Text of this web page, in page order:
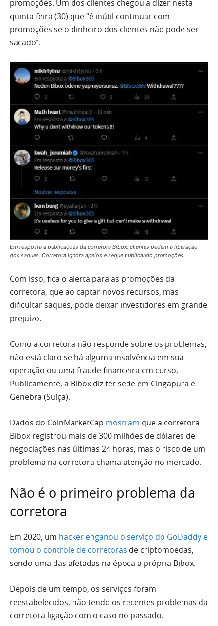
promoções. Um dos clientes chegou a dizer nesta
quinta-feira (30) que “é inútil continuar com
promoções se o dinheiro dos clientes não pode ser
sacado”.
Em resposta a publicações da corretora Bibox, clientes pedem a liberação
dos saques. Corretora ignora apelos e segue publicando promoções.
Com isso, fica o alerta para as promoções da
corretora, que ao captar novos recursos, mas
dificultar saques, pode deixar investidores em grande
prejuízo.
Como a corretora não responde sobre os problemas,
não está claro se há alguma insolvência em sua
operação ou uma fraude financeira em curso.
Publicamente, a Bibox diz ter sede em Cingapura e
Genebra (Suíça).
Dados do CoinMarketCap mostram que a corretora
Bibox registrou mais de 300 milhões de dólares de
negociações nas últimas 24 horas, mas o risco de um
problema na corretora chama atenção no mercado.
Não é o primeiro problema da
corretora
Em 2020, um hacker enganou o serviço do GoDaddy e
tomou o controle de corretoras de criptomoedas,
sendo uma das afetadas na época a própria Bibox.
Depois de um tempo, os serviços foram
reestabelecidos, não tendo os recentes problemas da
corretora ligação com o caso no passado.